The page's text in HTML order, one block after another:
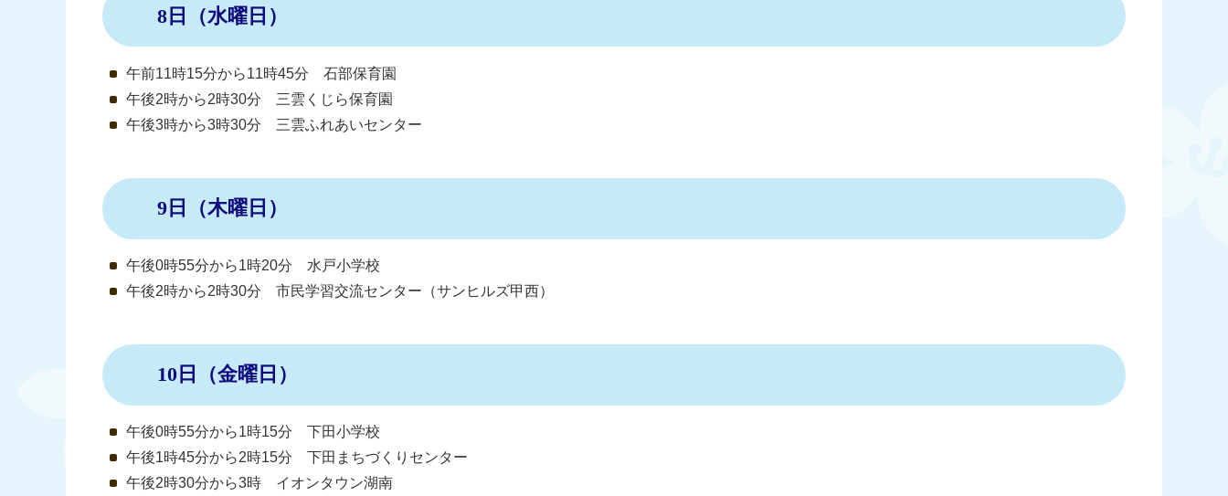
8日（水曜日）
午前11時15分から11時45分 石部保育園
午後2時から2時30分 三雲くじら保育園
午後3時から3時30分 三雲ふれあいセンター
9日（木曜日）
午後0時55分から1時20分 水戸小学校
午後2時から2時30分 市民学習交流センター（サンヒルズ甲西）
10日（金曜日）
午後0時55分から1時15分 下田小学校
午後1時45分から2時15分 下田まちづくりセンター
午後2時30分から3時 イオンタウン湖南